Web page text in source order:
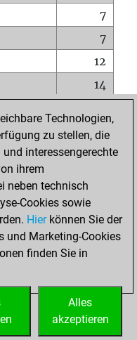
7
7
12
14
0
1
1
Technologien,
zu stellen, die
interessengerechte
ihrem
neben technisch
Cookies sowie
Hierkönnen Sie der
und Marketing-Cookies
finden Sie in
Alles
akzeptieren